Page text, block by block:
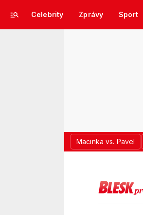
Celebrity Zprávy Sport
Macinka vs. Pavel